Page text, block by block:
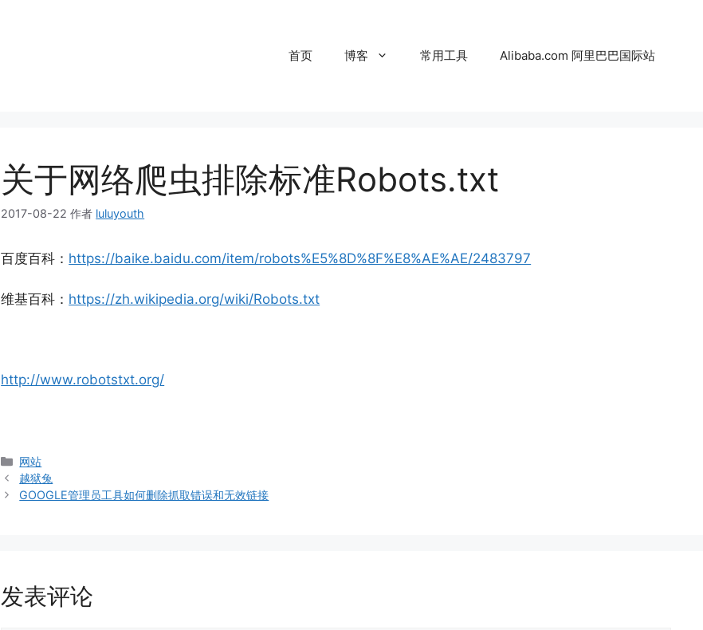
首页 博客 常用工具 Alibaba.com 阿里巴巴国际站
关于网络爬虫排除标准Robots.txt
2017-08-22 作者 luluyouth
百度百科： https://baike.baidu.com/item/robots%E5%8D%8F%E8%AE%AE/2483797
维基百科： https://zh.wikipedia.org/wiki/Robots.txt
http://www.robotstxt.org/
分
类
网站
越狱兔
GOOGLE管理员工具如何删除抓取错误和无效链接
发表评论